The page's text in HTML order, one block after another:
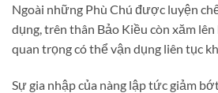
Ngoài những Phù Chú được luyện
dụng, trên thân Bảo Kiều còn xăm
quan trọng có thể vận dụng liên tục
Sự gia nhập của nàng lập tức giảm